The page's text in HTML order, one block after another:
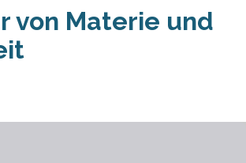
von Materie und